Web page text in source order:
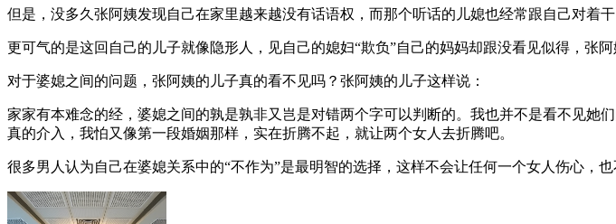
但是，没多久张阿姨发现自己在家里越来越没有话语权，而那个听话的儿媳也经常跟自己对着干
更可气的是这回自己的儿子就像隐形人，见自己的媳妇“欺负”自己的妈妈却跟没看见似得，张
对于婆媳之间的问题，张阿姨的儿子真的看不见吗？张阿姨的儿子这样说：
家家有本难念的经，婆媳之间的孰是孰非又岂是对错两个字可以判断的。我也并不是看不见
真的介入，我怕又像第一段婚姻那样，实在折腾不起，就让两个女人去折腾吧。
很多男人认为自己在婆媳关系中的“不作为”是最明智的选择，这样不会让任何一个女人伤心，也